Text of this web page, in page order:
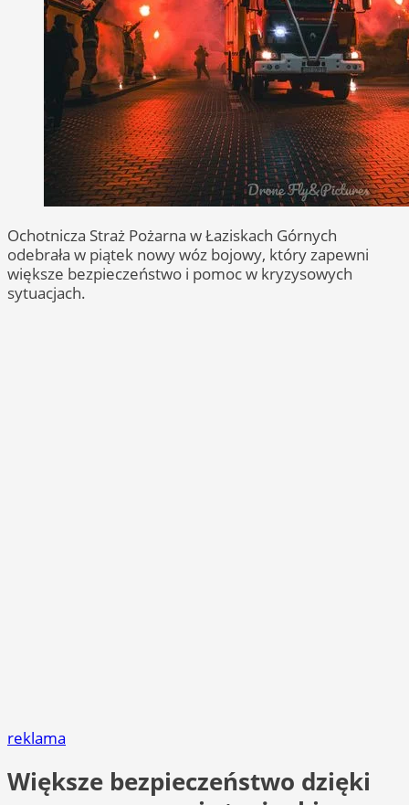
Ochotnicza Straż Pożarna w Łaziskach Górnych
odebrała w piątek nowy wóz bojowy, który zapewni
większe bezpieczeństwo i pomoc w kryzysowych
sytuacjach.
reklama
Większe bezpieczeństwo dzięki